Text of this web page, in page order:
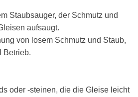
Staubsauger, der Schmutz und
aufsaugt.
von losem Schmutz und Staub,
Betrieb.
oder -steinen, die die Gleise leicht